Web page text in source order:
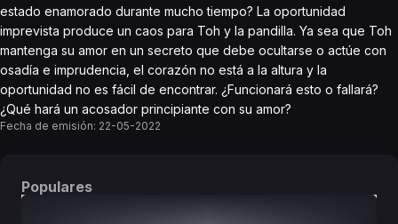
estado enamorado durante mucho tiempo? La oportunidad
imprevista produce un caos para Toh y la pandilla. Ya sea que Toh
mantenga su amor en un secreto que debe ocultarse o actúe con
osadía e imprudencia, el corazón no está a la altura y la
oportunidad no es fácil de encontrar. ¿Funcionará esto o fallará?
¿Qué hará un acosador principiante con su amor?
Fecha de emisión: 22-05-2022
Populares